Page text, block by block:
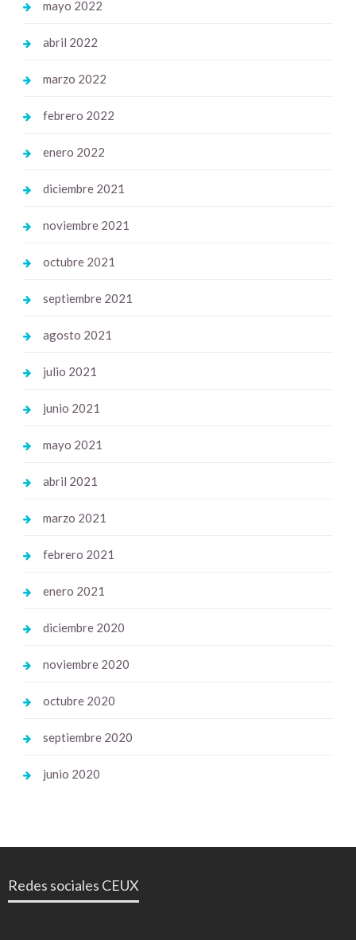
mayo 2022
abril 2022
marzo 2022
febrero 2022
enero 2022
diciembre 2021
noviembre 2021
octubre 2021
septiembre 2021
agosto 2021
julio 2021
junio 2021
mayo 2021
abril 2021
marzo 2021
febrero 2021
enero 2021
diciembre 2020
noviembre 2020
octubre 2020
septiembre 2020
junio 2020
Redes sociales CEUX